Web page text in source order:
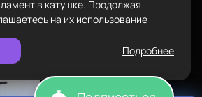
в катушке. Продолжая
на их использование
Подробнее